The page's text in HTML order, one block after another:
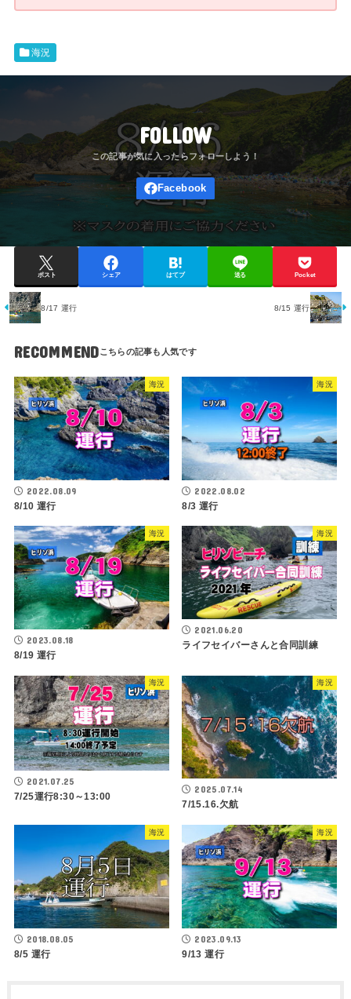
海況
FOLLOW
ポスト シェア はてブ 送る Pocket
8/17 運行 8/15 運行
RECOMMEND
海況
2022.08.09
8/10 運行
海況
2022.08.02
8/3 運行
海況
2023.08.18
8/19 運行
海況
2021.06.20
ライフセイバーさんと合同訓練
海況
2021.07.25
7/25運行8:30～13:00
海況
2025.07.14
7/15.16.欠航
海況
2018.08.05
8/5 運行
海況
2023.09.13
9/13 運行